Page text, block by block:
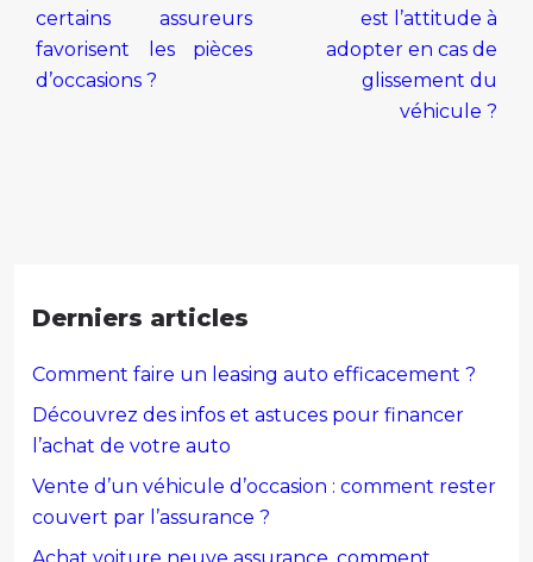
certains assureurs
favorisent les pièces
d’occasions ?
est l’attitude à
adopter en cas de
glissement du
véhicule ?
Derniers articles
Comment faire un leasing auto efficacement ?
Découvrez des infos et astuces pour financer
l’achat de votre auto
Vente d’un véhicule d’occasion : comment rester
couvert par l’assurance ?